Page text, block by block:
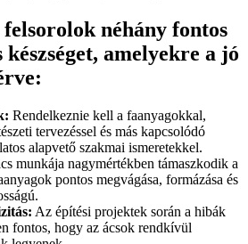
néhány fontos
amelyekre a jó
Rendelkeznie kell a faanyagokkal,
tervezéssel és más kapcsolódó
alapvető szakmai ismeretekkel.
munkája nagymértékben támaszkodik a
pontos megvágása, formázása és
Az építési projektek során a hibák
fontos, hogy az ácsok rendkívül